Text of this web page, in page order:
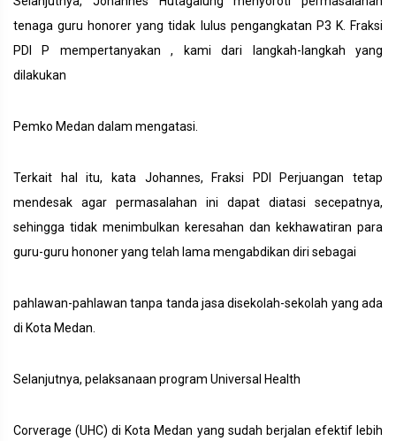
tenaga guru honorer yang tidak lulus pengangkatan P3 K. Fraksi
PDI P mempertanyakan , kami dari langkah-langkah yang
dilakukan
Pemko Medan dalam mengatasi.
Terkait hal itu, kata Johannes, Fraksi PDI Perjuangan tetap
mendesak agar permasalahan ini dapat diatasi secepatnya,
sehingga tidak menimbulkan keresahan dan kekhawatiran para
guru-guru hononer yang telah lama mengabdikan diri sebagai
pahlawan-pahlawan tanpa tanda jasa disekolah-sekolah yang ada
di Kota Medan.
Selanjutnya, pelaksanaan program Universal Health
Corverage (UHC) di Kota Medan yang sudah berjalan efektif lebih